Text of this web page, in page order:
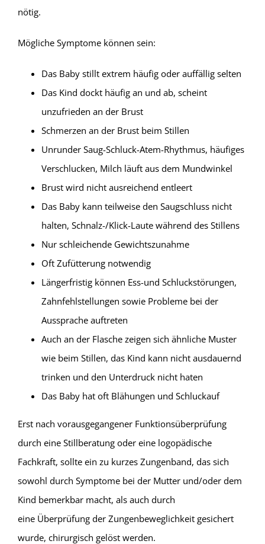
nötig.
Mögliche Symptome können sein:
Das Baby stillt extrem häufig oder auffällig selten
Das Kind dockt häufig an und ab, scheint
unzufrieden an der Brust
Schmerzen an der Brust beim Stillen
Unrunder Saug-Schluck-Atem-Rhythmus, häufiges
Verschlucken, Milch läuft aus dem Mundwinkel
Brust wird nicht ausreichend entleert
Das Baby kann teilweise den Saugschluss nicht
halten, Schnalz-/Klick-Laute während des Stillens
Nur schleichende Gewichtszunahme
Oft Zufütterung notwendig
Längerfristig können Ess-und Schluckstörungen,
Zahnfehlstellungen sowie Probleme bei der
Aussprache auftreten
Auch an der Flasche zeigen sich ähnliche Muster
wie beim Stillen, das Kind kann nicht ausdauernd
trinken und den Unterdruck nicht haten
Das Baby hat oft Blähungen und Schluckauf
Erst nach vorausgegangener Funktionsüberprüfung
durch eine Stillberatung oder eine logopädische
Fachkraft, sollte ein zu kurzes Zungenband, das sich
sowohl durch Symptome bei der Mutter und/oder dem
Kind bemerkbar macht, als auch durch
eine Überprüfung der Zungenbeweglichkeit gesichert
wurde, chirurgisch gelöst werden.